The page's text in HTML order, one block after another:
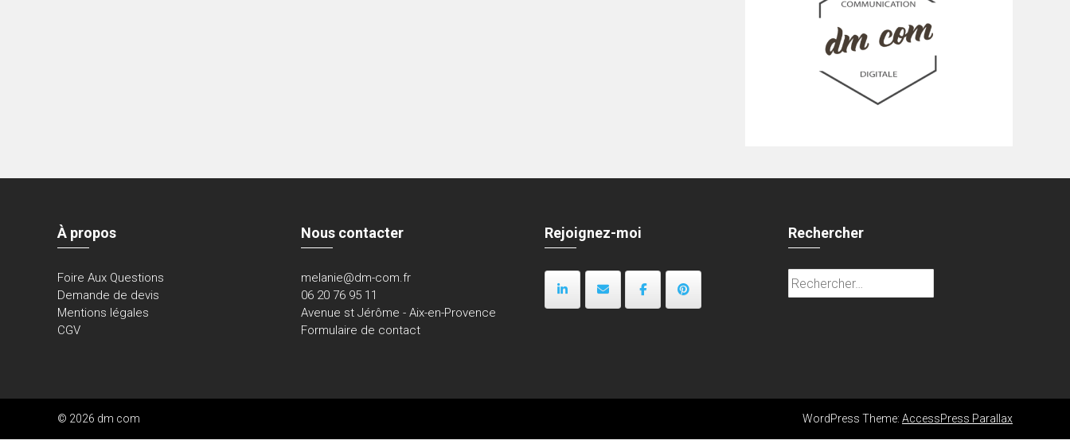
À propos
Foire Aux Questions
Demande de devis
Mentions légales
CGV
Nous contacter
melanie@dm-com.fr
06 20 76 95 11
Avenue st Jérôme - Aix-en-Provence
Formulaire de contact
Rejoignez-moi Rechercher
Rechercher :
© 2026 dm com WordPress Theme: AccessPress Parallax